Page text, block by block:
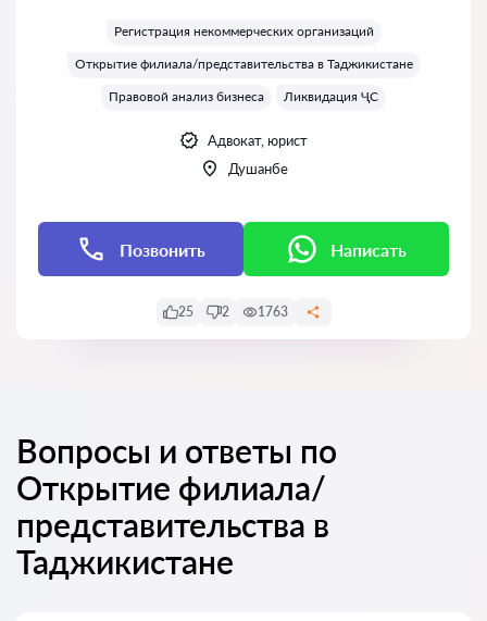
Регистрация некоммерческих организаций
Открытие филиала/представительства в Таджикистане
Правовой анализ бизнеса
Ликвидация ҶС
Адвокат, юрист
Душанбе
Позвонить Написать
25 2 1763
Вопросы и ответы по
Открытие филиала/
представительства в
Таджикистане